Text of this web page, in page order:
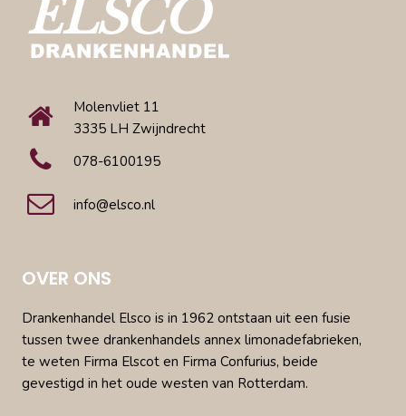
Molenvliet 11
3335 LH Zwijndrecht
078-6100195
info@elsco.nl
OVER ONS
Drankenhandel Elsco is in 1962 ontstaan uit een fusie
tussen twee drankenhandels annex limonadefabrieken,
te weten Firma Elscot en Firma Confurius, beide
gevestigd in het oude westen van Rotterdam.